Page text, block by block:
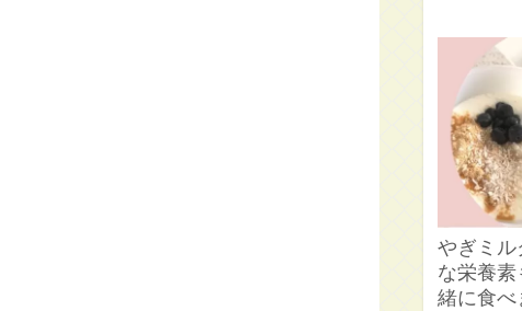
やぎミル
な栄養
緒に食べ